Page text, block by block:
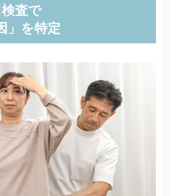
査で
」を特定